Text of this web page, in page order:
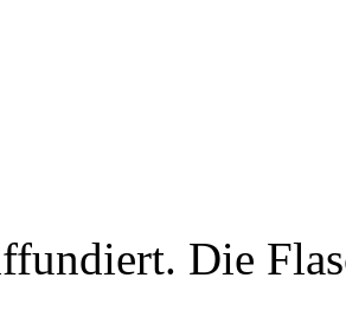
Die